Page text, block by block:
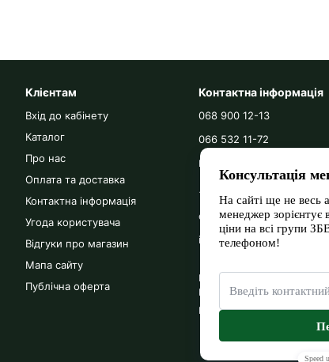
Клієнтам
Вхід до кабінету
Каталог
Про нас
Оплата та доставка
Контактна інформація
Угода користувача
Відгуки про магазин
Мапа сайту
Публічна оферта
Контактна інформація
068 900 12-13
066 532 11-72
Передзвонити вам?
+380689001213
euromax_bud
info@euromax-bud.com.ua
Берестейський проспект, 118
Київ, 02000
Мапа проїзду